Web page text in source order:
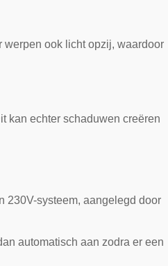
werpen ook licht opzij, waardoor
kan echter schaduwen creëren
230V-systeem, aangelegd door
automatisch aan zodra er een